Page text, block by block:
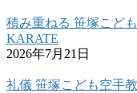
積み重ねる 笹塚こど
KARATE
2026年7月21日
礼儀 笹塚こども空手